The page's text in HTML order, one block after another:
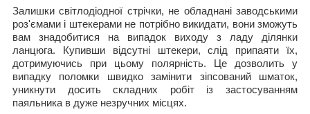
Залишки світлодіодної стрічки, не обладнані заводськими
роз'ємами і штекерами не потрібно викидати, вони зможуть
вам знадобитися на випадок виходу з ладу ділянки
ланцюга. Купивши відсутні штекери, слід припаяти їх,
дотримуючись при цьому полярність. Це дозволить у
випадку поломки швидко замінити зіпсований шматок,
уникнути досить складних робіт із застосуванням
паяльника в дуже незручних місцях.